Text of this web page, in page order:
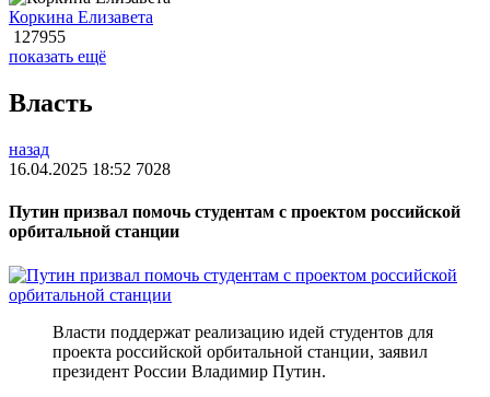
Коркина Елизавета
127955
показать ещё
Власть
назад
16.04.2025 18:52 7028
Путин призвал помочь студентам с проектом российской
орбитальной станции
Власти поддержат реализацию идей студентов для
проекта российской орбитальной станции, заявил
президент России Владимир Путин.